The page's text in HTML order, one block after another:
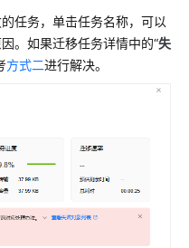
任务，单击任务名称，可以
。如果迁移任务详情中的“失
方式二进行解决。